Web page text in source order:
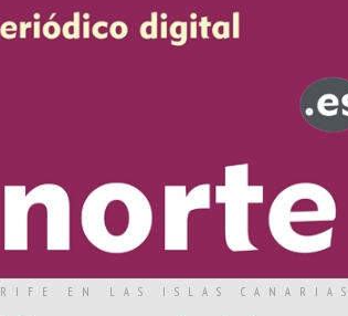
EN LAS ISLAS CANARIAS